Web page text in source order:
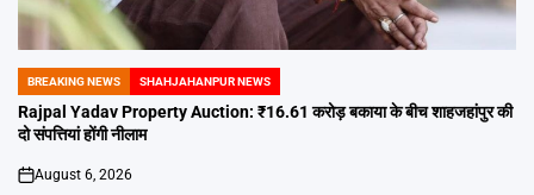
POSTED
IN
BREAKING NEWS SHAHJAHANPUR NEWS
Rajpal Yadav Property Auction: ₹16.61 करोड़ बकाया के बीच शाहजहांपुर की
दो संपत्तियां होंगी नीलाम
on
August 6, 2026